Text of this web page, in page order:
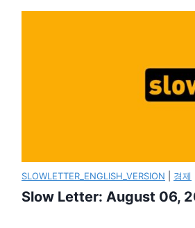
SLOWLETTER_ENGLISH_VERSION 경제
Slow Letter: August 06,